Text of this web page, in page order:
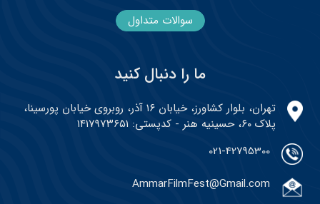
سوالات متداول
ما را دنبال کنید
تهران، بلوار کشاورز، خیابان ۱۶ آذر، روبروی خیابان پورسینا،
پلاک ۶۰، حسینیه هنر - کدپستی: ۱۴۱۷۹۷۳۶۵۱
021-42795300
AmmarFilmFest@Gmail.com